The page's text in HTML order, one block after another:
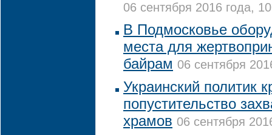
06 сентября 2016 года,
В Подмосковье
места для
байрам 06 сентября
Украинский политик
попустительство
храмов 06 сентября